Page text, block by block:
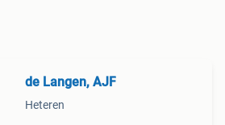
de Langen, AJF
Heteren